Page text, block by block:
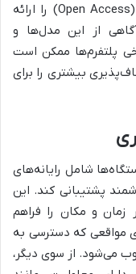
خرید تکی کتاب یا مقاله، و دسترسی آزاد (Open Access) را ارائه
از این مدل‌ها و
پلتفرم‌ها ممکن است
بیشتری را برای
شامل رایانه‌های
پشتیبانی کند. این
زمان و مکان را فراهم
مواقعی که دسترسی به
می‌شود. از سوی دیگر،